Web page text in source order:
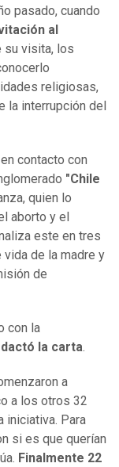
pasado, cuando
al
su visita, los
religiosas,
la interrupción del
contacto con
"Chile
quien lo
aborto y el
este en tres
de la madre y
de
con la
la carta.
a
a los otros 32
iniciativa. Para
si es que querían
Finalmente 22